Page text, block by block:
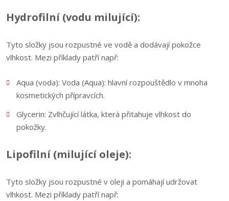
Hydrofilní (vodu milující):
Tyto složky jsou rozpustné ve vodě a dodávají pokožce
vlhkost. Mezi příklady patří např:
Aqua (voda): Voda (Aqua): hlavní rozpouštědlo v mnoha
kosmetických přípravcích.
Glycerin: Zvlhčující látka, která přitahuje vlhkost do
pokožky.
Lipofilní (milující oleje):
Tyto složky jsou rozpustné v oleji a pomáhají udržovat
vlhkost. Mezi příklady patří např: